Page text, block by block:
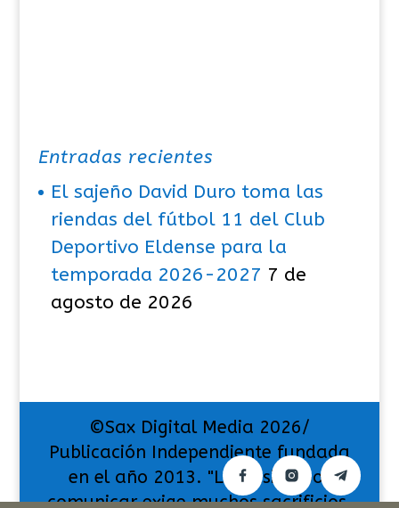
Entradas recientes
El sajeño David Duro toma las
riendas del fútbol 11 del Club
Deportivo Eldense para la
temporada 2026-2027 7 de
agosto de 2026
©Sax Digital Media 2026/
Publicación Independiente fundada
en el año 2013. "La pasión por
comunicar exige muchos sacrificios,